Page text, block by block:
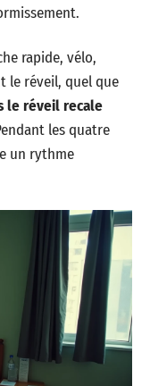
rapide, vélo,
le réveil, quel que
le réveil recale
les quatre
un rythme